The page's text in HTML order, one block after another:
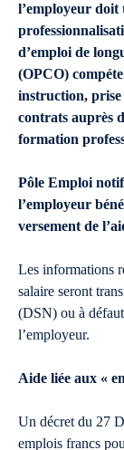
l’employeur
d’emploi de
(OPCO)
instruction, prise
contrats auprès
formation
Pôle Emploi
l’employeur
versement de
Les informations
salaire seront
(DSN) ou à
l’employeur.
Aide liée aux «
Un décret du 27
emplois francs